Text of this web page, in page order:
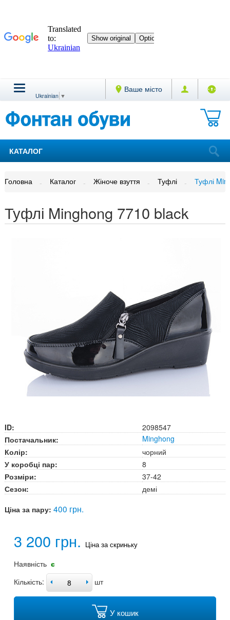
Ваше місто
Ukrainian ▼
КАТАЛОГ
Головна Каталог Жіноче взуття Туфлі Туфлі
Туфлі Minghong 7710 black
ID:
2098547
Постачальник:
Minghong
Колір:
чорний
У коробці пар:
8
Розміри:
37-42
Сезон:
демі
Ціна за пару: 400 грн.
3 200 грн. Ціна за скриньку
Наявність є
Кількість:
шт
У кошик